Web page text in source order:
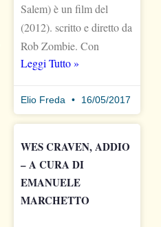
Salem) è un film del
(2012). scritto e diretto da
Rob Zombie. Con
Leggi Tutto »
Elio Freda 16/05/2017
WES CRAVEN, ADDIO
– A CURA DI
EMANUELE
MARCHETTO